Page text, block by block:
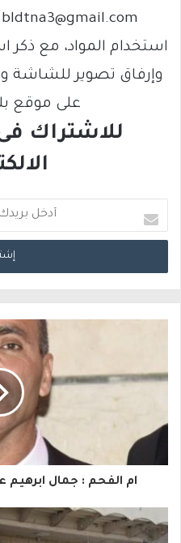
استخدام المواد، مع
وإرفاق تصوير للشاشة
على موقع
للاشتراك
د
خ
ي
ا
إ
ام الفحم : جمال ابرهيم